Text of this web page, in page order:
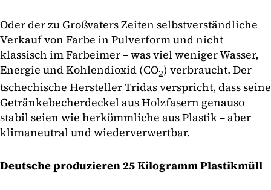
Oder der zu Großvaters Zeiten selbstverständliche
Verkauf von Farbe in Pulverform und nicht
klassisch im Farbeimer – was viel weniger Wasser,
Energie und Kohlendioxid (CO2) verbraucht. Der
tschechische Hersteller Tridas verspricht, dass seine
Getränkebecherdeckel aus Holzfasern genauso
stabil seien wie herkömmliche aus Plastik – aber
klimaneutral und wiederverwertbar.
Deutsche produzieren 25 Kilogramm Plastikmüll